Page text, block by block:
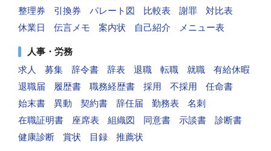
整理券
引換券 パレート図 比較表 謝罪
対比表
休業日
伝言メモ 案内状 自己紹介 メニュー表
人事・労務
求人
募集 辞令書 辞表 退職 転職 就職
有給休暇
退職届
履歴書 職務経歴書 採用 不採用
任命書
始末書
異動 契約書 辞任届 勤務表
名刺
在職証明書
座席表 組織図 同意書 示談書
診断書
健康診断
賞状 目録 推薦状